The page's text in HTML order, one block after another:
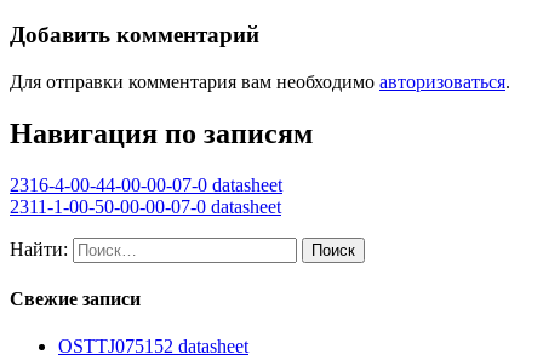
Добавить комментарий
Для отправки комментария вам необходимо авторизоваться.
Навигация по записям
2316-4-00-44-00-00-07-0 datasheet
2311-1-00-50-00-00-07-0 datasheet
Найти:
Свежие записи
OSTTJ075152 datasheet